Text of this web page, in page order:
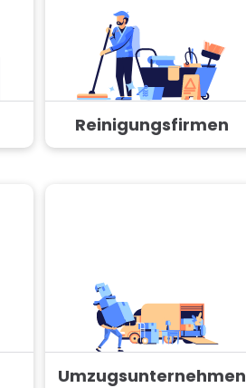
Reinigungsfirmen
Umzugsunternehmen